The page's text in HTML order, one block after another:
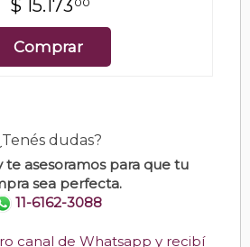
$ 15.173
Comprar
dudas?
te asesoramos para que tu
sea perfecta.
11-6162-3088
canal de Whatsapp y recibí